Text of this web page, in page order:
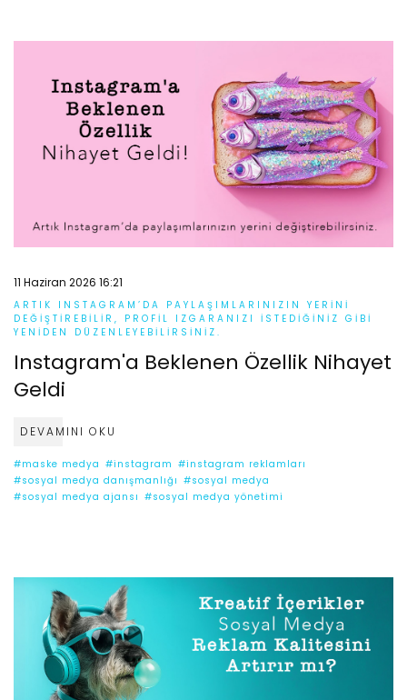
11 Haziran 2026 16:21
ARTIK INSTAGRAM’DA PAYLAŞIMLARINIZIN YERINI
DEĞIŞTIREBILIR, PROFIL IZGARANIZI ISTEDIĞINIZ GIBI
YENIDEN DÜZENLEYEBILIRSINIZ.
Instagram'a Beklenen Özellik Nihayet
Geldi
DEVAMINI OKU
#maske medya #instagram #instagram reklamları
#sosyal medya danışmanlığı #sosyal medya
#sosyal medya ajansı #sosyal medya yönetimi